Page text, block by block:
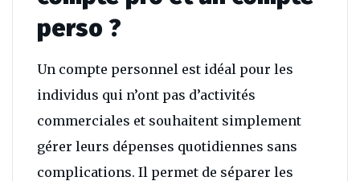
perso ?
Un compte personnel est idéal pour les
individus qui n’ont pas d’activités
commerciales et souhaitent simplement
gérer leurs dépenses quotidiennes sans
complications. Il permet de séparer les